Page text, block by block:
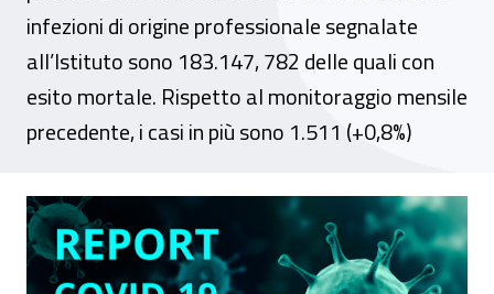
infezioni di origine professionale segnalate
all’Istituto sono 183.147, 782 delle quali con
esito mortale. Rispetto al monitoraggio mensile
precedente, i casi in più sono 1.511 (+0,8%)
Covid-19, nei primi 10 mesi dell’anno i